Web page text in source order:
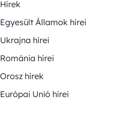
Hírek
Egyesült Államok hírei
Ukrajna hírei
Románia hírei
Orosz hírek
Európai Unió hírei